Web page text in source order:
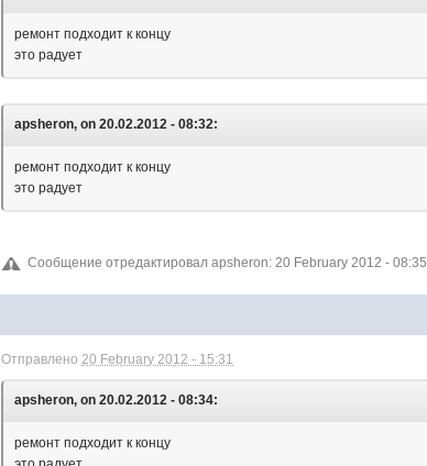
ремонт подходит к концу
это радует
apsheron, on 20.02.2012 - 08:32:
ремонт подходит к концу
это радует
Сообщение отредактировал apsheron: 20 February 2012 - 08:35
Отправлено20 February 2012 - 15:31
apsheron, on 20.02.2012 - 08:34:
ремонт подходит к концу